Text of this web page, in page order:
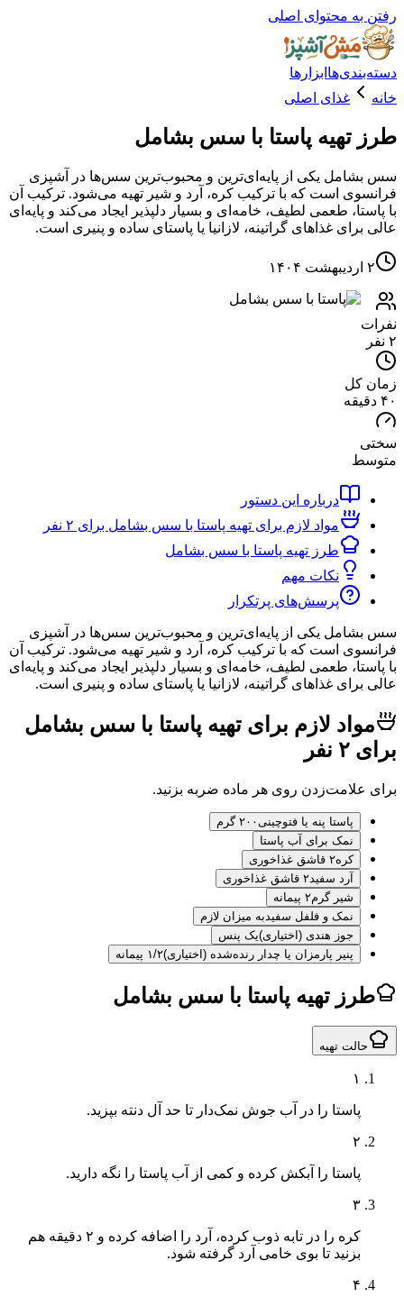
محتوای اصلی
ابزارها
غذای اصلی
پاستا با سس بشامل
یکی از پایه‌ای‌ترین و محبوب‌ترین سس‌ها در آشپزی
است که با ترکیب کره، آرد و شیر تهیه می‌شود. ترکیب آن
طعمی لطیف، خامه‌ای و بسیار دلپذیر ایجاد می‌کند و پایه‌ای
غذاهای گراتینه، لازانیا یا پاستای ساده و پنیری است.
درباره این دستور
مواد لازم برای تهیه پاستا با سس بشامل برای ۲ نفر
طرز تهیه پاستا با سس بشامل
نکات مهم
پرسش‌های پرتکرار
یکی از پایه‌ای‌ترین و محبوب‌ترین سس‌ها در آشپزی
است که با ترکیب کره، آرد و شیر تهیه می‌شود. ترکیب آن
طعمی لطیف، خامه‌ای و بسیار دلپذیر ایجاد می‌کند و پایه‌ای
غذاهای گراتینه، لازانیا یا پاستای ساده و پنیری است.
لازم برای تهیه پاستا با سس بشامل
روی هر ماده ضربه بزنید.
پاستا پنه یا فتوچینی ۲۰۰ گرم
نمک برای آب پاستا
۲ قاشق غذاخوری
آرد سفید ۲ قاشق غذاخوری
شیر گرم
۲ پیمانه
نمک و فلفل سفیدبه میزان لازم
جوز هندی (اختیاری) یک پنس
پنیر پارمزان یا چدار رنده‌شده (اختیاری) ۱/۲ پیمانه
تهیه پاستا با سس بشامل
تهیه
پاستا را در آب جوش نمک‌دار تا حد آل دنته بپزید.
پاستا را آبکش کرده و کمی از آب پاستا را نگه دارید.
کره را در تابه ذوب کرده، آرد را اضافه کرده و ۲ دقیقه هم
بزنید تا بوی خامی آرد گرفته شود.